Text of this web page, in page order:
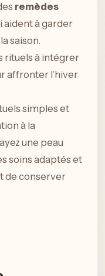
remèdes
aident à garder
saison.
rituels à intégrer
affronter l’hiver
simples et
à la
une peau
soins adaptés et
de conserver